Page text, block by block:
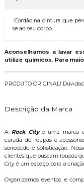
Cordão na cintura que
se ao seu corpo.
Aconselhamos a lavar
utilize químicos. Para
PRODUTO ORIGINAL!
Descrição da Marca
A Rock Cityé uma marca
curada de roupas e
seriedade e sofisticação.
clientes que buscam roupas
City é um espaço para a
Organizamos eventos e